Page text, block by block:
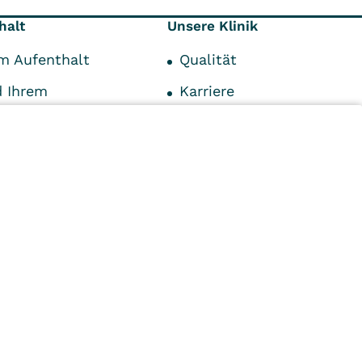
Aufenthalt
Ihrem
Unsere Klinik
Qualität
Karriere